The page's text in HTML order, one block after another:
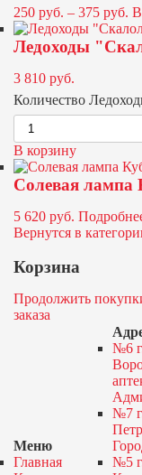
250 руб. – 375 руб.
Ледоходы
3 810 руб.
Количество
В корзину
Солевая лампа
5 620 руб.
Вернутся в
Корзина
Продолжить
заказа
Меню
Главная
№6
№7
№5